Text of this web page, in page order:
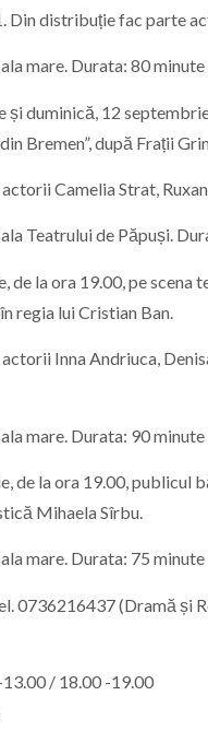
distribuție fac parte
mare. Durata: 80
duminică, 12
Bremen”, după Frații
Camelia Strat,
Teatrului de Păpuși.
de la ora 19.00, pe
regia lui Cristian Ban.
Inna Andriuca,
mare. Durata: 90
de la ora 19.00, publicul
Mihaela Sîrbu.
mare. Durata: 75
0736216437 (Dramă și
/ 18.00 -19.00